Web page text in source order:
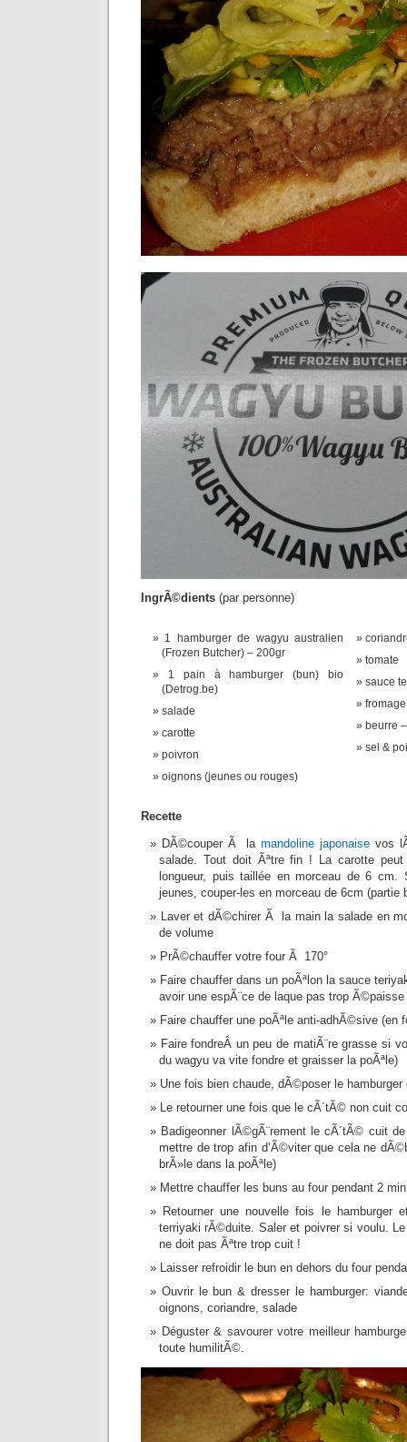
IngrÃ©dients (par personne)
1 hamburger de wagyu australien
(Frozen Butcher) – 200gr
1 pain à hamburger (bun) bio
(Detrog.be)
salade
carotte
poivron
oignons (jeunes ou rouges)
tomate
sauce
beurre
sel &
Recette
DÃ©couper Ã lamandoline japonaisevos
salade. Tout doit Ãªtre fin ! La carotte
longueur, puis taillée en morceau de 6
jeunes, couper-les en morceau de 6cm (partie
Laver et dÃ©chirer Ã la main la salade en
de volume
PrÃ©chauffer votre four Ã 170°
Faire chauffer dans un poÃªlon la sauce
avoir une espÃ¨ce de laque pas trop Ã©paisse
Faire chauffer une poÃªle anti-adhÃ©sive (en
Faire fondreÂ un peu de matiÃ¨re grasse si
du wagyu va vite fondre et graisser la poÃªle)
Une fois bien chaude, dÃ©poser le hamburger
Le retourner une fois que le cÃ´tÃ© non cuit
Badigeonner lÃ©gÃ¨rement le cÃ´tÃ© cuit
mettre de trop afin d’Ã©viter que cela ne
brÃ»le dans la poÃªle)
Mettre chauffer les buns au four pendant 2 min
Retourner une nouvelle fois le hamburger
terriyaki rÃ©duite. Saler et poivrer si voulu.
ne doit pas Ãªtre trop cuit !
Laisser refroidir le bun en dehors du four
Ouvrir le bun & dresser le hamburger:
oignons, coriandre, salade
Déguster & savourer votre meilleur
toute humilitÃ©.